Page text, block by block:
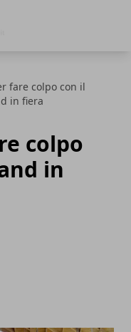
fare colpo con il
in fiera
colpo
in